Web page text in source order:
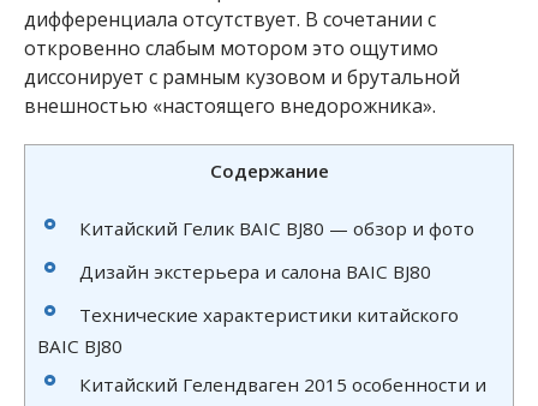
дифференциала отсутствует. В сочетании с
откровенно слабым мотором это ощутимо
диссонирует с рамным кузовом и брутальной
внешностью «настоящего внедорожника».
Содержание
Китайский Гелик BAIC BJ80 — обзор и фото
Дизайн экстерьера и салона BAIC BJ80
Технические характеристики китайского
BAIC BJ80
Китайский Гелендваген 2015 особенности и